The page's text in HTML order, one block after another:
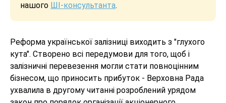
нашого ШІ-консультанта.
Реформа української залізниці виходить з "глухого
кута". Створено всі передумови для того, щоб і
залізничні перевезення могли стати повноцінним
бізнесом, що приносить прибуток - Верховна Рада
ухвалила в другому читанні розроблений урядом